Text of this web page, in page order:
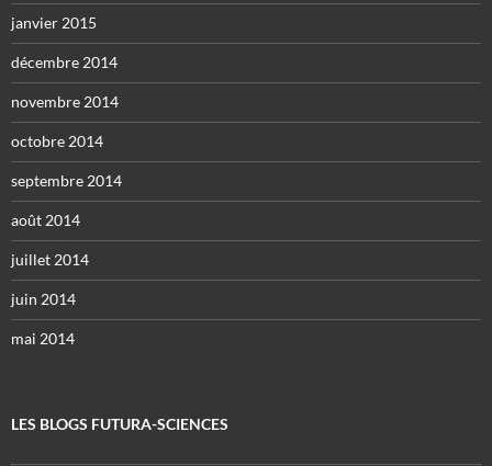
janvier 2015
décembre 2014
novembre 2014
octobre 2014
septembre 2014
août 2014
juillet 2014
juin 2014
mai 2014
LES BLOGS FUTURA-SCIENCES